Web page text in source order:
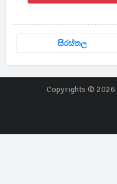
සිරස්තල
Copyrights © 2026